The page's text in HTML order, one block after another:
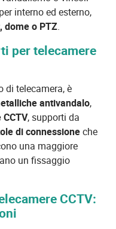
interno ed esterno,
dome o PTZ.
per telecamere
di telecamera, è
antivandalo,
, supporti da
di connessioneche
una maggiore
un fissaggio
CCTV: